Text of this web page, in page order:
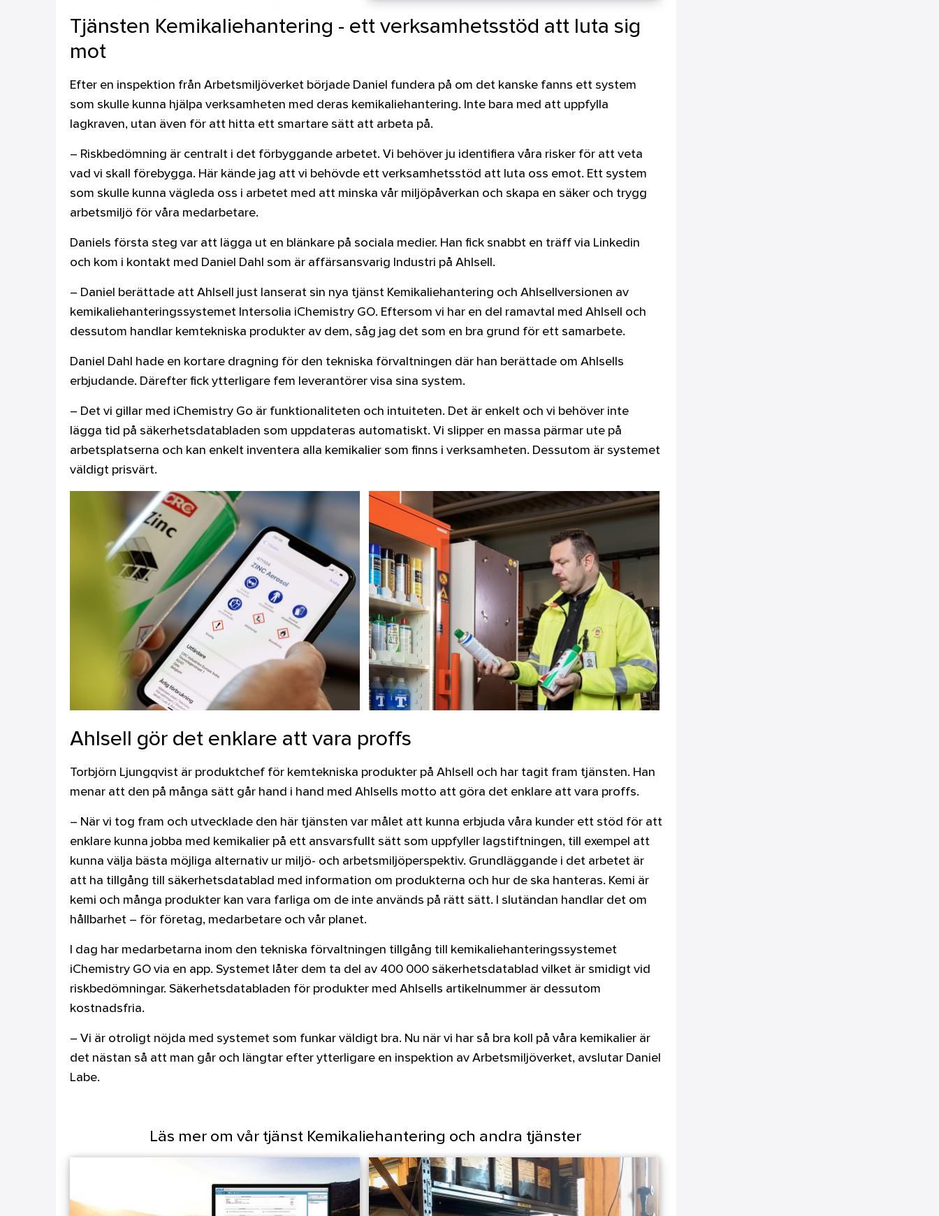
Tjänsten Kemikaliehantering - ett verksamhetsstöd att luta sig
mot
Efter en inspektion från Arbetsmiljöverket började Daniel fundera på om det kanske fanns ett system
som skulle kunna hjälpa verksamheten med deras kemikaliehantering. Inte bara med att uppfylla
lagkraven, utan även för att hitta ett smartare sätt att arbeta på.
– Riskbedömning är centralt i det förbyggande arbetet. Vi behöver ju identifiera våra risker för att veta
vad vi skall förebygga. Här kände jag att vi behövde ett verksamhetsstöd att luta oss emot. Ett system
som skulle kunna vägleda oss i arbetet med att minska vår miljöpåverkan och skapa en säker och trygg
arbetsmiljö för våra medarbetare.
Daniels första steg var att lägga ut en blänkare på sociala medier. Han fick snabbt en träff via Linkedin
och kom i kontakt med Daniel Dahl som är affärsansvarig Industri på Ahlsell.
– Daniel berättade att Ahlsell just lanserat sin nya tjänst Kemikaliehantering och Ahlsellversionen av
kemikaliehanteringssystemet Intersolia iChemistry GO. Eftersom vi har en del ramavtal med Ahlsell och
dessutom handlar kemtekniska produkter av dem, såg jag det som en bra grund för ett samarbete.
Daniel Dahl hade en kortare dragning för den tekniska förvaltningen där han berättade om Ahlsells
erbjudande. Därefter fick ytterligare fem leverantörer visa sina system.
– Det vi gillar med iChemistry Go är funktionaliteten och intuiteten. Det är enkelt och vi behöver inte
lägga tid på säkerhetsdatabladen som uppdateras automatiskt. Vi slipper en massa pärmar ute på
arbetsplatserna och kan enkelt inventera alla kemikalier som finns i verksamheten. Dessutom är systemet
väldigt prisvärt.
Ahlsell gör det enklare att vara proffs
Torbjörn Ljungqvist är produktchef för kemtekniska produkter på Ahlsell och har tagit fram tjänsten. Han
menar att den på många sätt går hand i hand med Ahlsells motto att göra det enklare att vara proffs.
– När vi tog fram och utvecklade den här tjänsten var målet att kunna erbjuda våra kunder ett stöd för att
enklare kunna jobba med kemikalier på ett ansvarsfullt sätt som uppfyller lagstiftningen, till exempel att
kunna välja bästa möjliga alternativ ur miljö- och arbetsmiljöperspektiv. Grundläggande i det arbetet är
att ha tillgång till säkerhetsdatablad med information om produkterna och hur de ska hanteras. Kemi är
kemi och många produkter kan vara farliga om de inte används på rätt sätt. I slutändan handlar det om
hållbarhet – för företag, medarbetare och vår planet.
I dag har medarbetarna inom den tekniska förvaltningen tillgång till kemikaliehanteringssystemet
iChemistry GO via en app. Systemet låter dem ta del av 400 000 säkerhetsdatablad vilket är smidigt vid
riskbedömningar. Säkerhetsdatabladen för produkter med Ahlsells artikelnummer är dessutom
kostnadsfria.
– Vi är otroligt nöjda med systemet som funkar väldigt bra. Nu när vi har så bra koll på våra kemikalier är
det nästan så att man går och längtar efter ytterligare en inspektion av Arbetsmiljöverket, avslutar Daniel
Labe.
Läs mer om vår tjänst Kemikaliehantering och andra tjänster